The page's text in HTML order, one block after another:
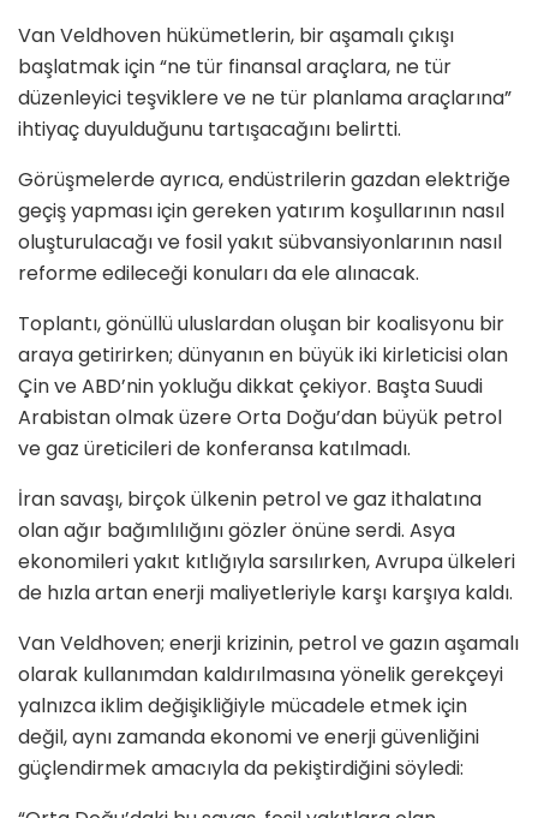
Van Veldhoven hükümetlerin, bir aşamalı çıkışı
başlatmak için “ne tür finansal araçlara, ne tür
düzenleyici teşviklere ve ne tür planlama araçlarına”
ihtiyaç duyulduğunu tartışacağını belirtti.
Görüşmelerde ayrıca, endüstrilerin gazdan elektriğe
geçiş yapması için gereken yatırım koşullarının nasıl
oluşturulacağı ve fosil yakıt sübvansiyonlarının nasıl
reforme edileceği konuları da ele alınacak.
Toplantı, gönüllü uluslardan oluşan bir koalisyonu bir
araya getirirken; dünyanın en büyük iki kirleticisi olan
Çin ve ABD’nin yokluğu dikkat çekiyor. Başta Suudi
Arabistan olmak üzere Orta Doğu’dan büyük petrol
ve gaz üreticileri de konferansa katılmadı.
İran savaşı, birçok ülkenin petrol ve gaz ithalatına
olan ağır bağımlılığını gözler önüne serdi. Asya
ekonomileri yakıt kıtlığıyla sarsılırken, Avrupa ülkeleri
de hızla artan enerji maliyetleriyle karşı karşıya kaldı.
Van Veldhoven; enerji krizinin, petrol ve gazın aşamalı
olarak kullanımdan kaldırılmasına yönelik gerekçeyi
yalnızca iklim değişikliğiyle mücadele etmek için
değil, aynı zamanda ekonomi ve enerji güvenliğini
güçlendirmek amacıyla da pekiştirdiğini söyledi: